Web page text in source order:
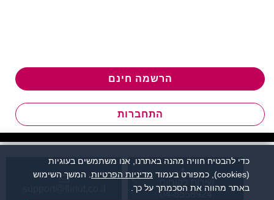
הרשמה חינם
התחברות
04-8558924
כדי להבטיח חוויה מהנה באתרנו, אנו משתמשים בעוגיות
(cookies), כמפורט בעמוד
מדיניות הפרטיות . המשך השימוש
באתר מהווה את הסכמתך על כך.